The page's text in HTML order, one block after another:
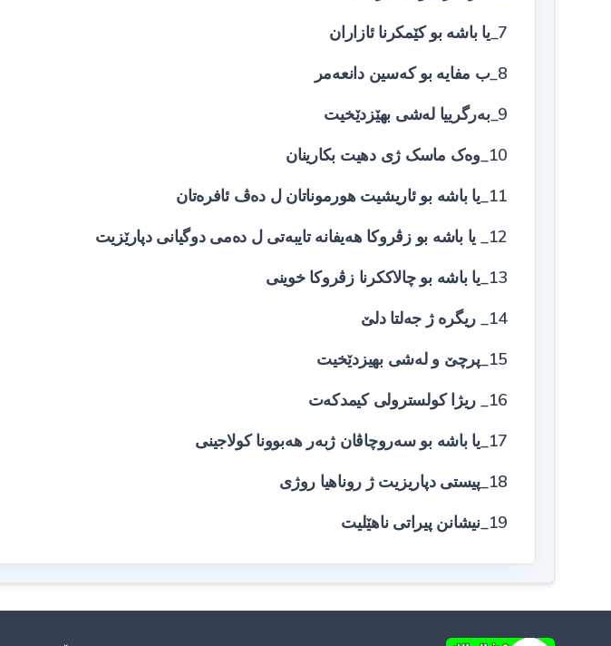
7_یا باشە بو کێمکرنا ئازاران
8_ب مفایە بو کەسین دانعەمر
9_بەرگرییا لەشی بهێزدێخیت
10_وەک ماسک ژی دهیت بکارینان
11_یا باشە بو ئاریشیت هورموناتان ل دەڤ ئافرەتان
12_ یا باشە بو زڤروکا هەیفانه تایبەتی ل دەمی دوگیانی دپارێزیت
13_یا باشە بو چالاککرنا زڤروکا خوینی
14_ ریگرە ژ جەلتا دلێ
15_پرچێ و لەشی بهیزدێخیت
16_ ریژا کولسترولی کیمدکەت
17_یا باشە بو سەروچاڤان ژبەر هەبوونا کولاجینی
18_پیستی دپاریزیت ژ روناهیا روژی
19_نیشانن پیراتی ناهێلیت